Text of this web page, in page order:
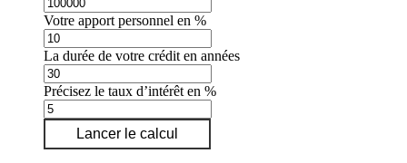
Votre apport personnel en %
La durée de votre crédit en années
Précisez le taux d’intérêt en %
Lancer le calcul